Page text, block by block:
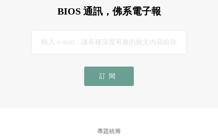
BIOS 通訊，佛系電子報
訂閱
專題統籌